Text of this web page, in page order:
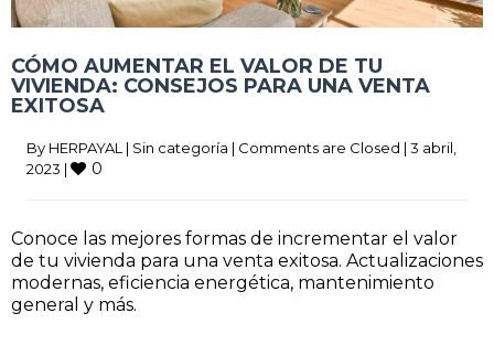
CÓMO AUMENTAR EL VALOR DE TU
VIVIENDA: CONSEJOS PARA UNA VENTA
EXITOSA
By HERPAYAL | Sin categoría | Comments are Closed | 3 abril,
2023 | 0
Conoce las mejores formas de incrementar el valor
de tu vivienda para una venta exitosa. Actualizaciones
modernas, eficiencia energética, mantenimiento
general y más.